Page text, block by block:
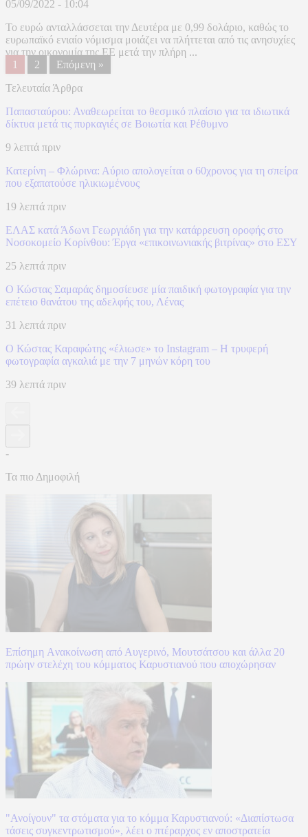
05/09/2022 - 10:04
Το ευρώ ανταλλάσσεται την Δευτέρα με 0,99 δολάριο, καθώς το
ευρωπαϊκό ενιαίο νόμισμα μοιάζει να πλήττεται από τις ανησυχίες
για την οικονομία της ΕΕ μετά την πλήρη ...
1
2
Επόμενη »
Τελευταία Άρθρα
Παπασταύρου: Αναθεωρείται το θεσμικό πλαίσιο για τα ιδιωτικά
δίκτυα μετά τις πυρκαγιές σε Βοιωτία και Ρέθυμνο
9 λεπτά πριν
Κατερίνη – Φλώρινα: Αύριο απολογείται ο 60χρονος για τη σπείρα
που εξαπατούσε ηλικιωμένους
19 λεπτά πριν
ΕΛΑΣ κατά Άδωνι Γεωργιάδη για την κατάρρευση οροφής στο
Νοσοκομείο Κορίνθου: Έργα «επικοινωνιακής βιτρίνας» στο ΕΣΥ
25 λεπτά πριν
Ο Κώστας Σαμαράς δημοσίευσε μία παιδική φωτογραφία για την
επέτειο θανάτου της αδελφής του, Λένας
31 λεπτά πριν
Ο Κώστας Καραφώτης «έλιωσε» το Instagram – Η τρυφερή
φωτογραφία αγκαλιά με την 7 μηνών κόρη του
39 λεπτά πριν
-
Τα πιο Δημοφιλή
Επίσημη Aνακοίνωση από Αυγερινό, Μουτσάτσου και άλλα 20
πρώην στελέχη του κόμματος Καρυστιανού που αποχώρησαν
"Ανοίγουν" τα στόματα για το κόμμα Καρυστιανού: «Διαπίστωσα
τάσεις συγκεντρωτισμού», λέει ο πτέραρχος εν αποστρατεία